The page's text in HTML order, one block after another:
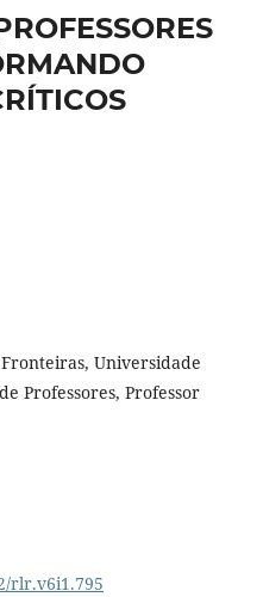
Universidade
Professores, Professor
rlr.v6i1.795